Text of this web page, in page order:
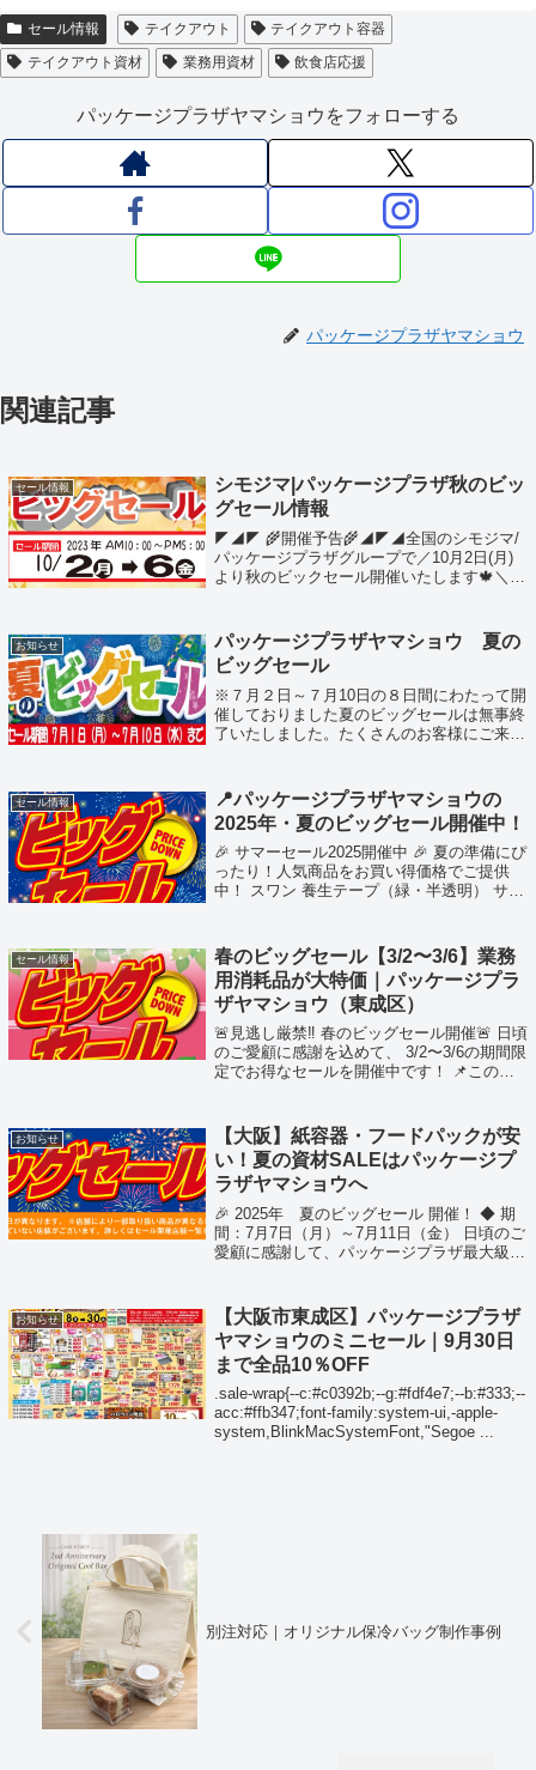
セール情報 テイクアウト
テイクアウト容器
テイクアウト資材
業務用資材 飲食店応援
パッケージプラザヤマショウをフォローする
パッケージプラザヤマショウ
関連記事
セール情報
シモジマ|パッケージプラザ秋のビッ
グセール情報
◤◢◤ 🌾開催予告🌾◢◤◢全国のシモジマ/
パッケージプラザグループで／10月2日(月)
より秋のビックセール開催いたします🍁＼ご
お知らせ
パッケージプラザヤマショウ 夏の
ビッグセール
※７月２日～７月10日の８日間にわたって開
催しておりました夏のビッグセールは無事終
了いたしました。たくさんのお客様にご来店
ざいました。次回のビッグセールは１０月...
セール情報
📍パッケージプラザヤマショウの
2025年・夏のビッグセール開催中！
🎉 サマーセール2025開催中 🎉 夏の準備にぴ
ったり！人気商品をお買い得価格でご提供
中！ スワン 養生テープ（緑・半透明） サイ
枚入り価格...
セール情報
春のビッグセール【3/2〜3/6】業務
用消耗品が大特価｜パッケージプラ
ザヤマショウ（東成区）
🚨見逃し厳禁‼️ 春のビッグセール開催🚨 日頃
のご愛顧に感謝を込めて、 3/2〜3/6の期間限
定でお得なセールを開催中です！ 📌このペ
🔥 目...
お知らせ
【大阪】紙容器・フードパックが安
い！夏の資材SALEはパッケージプ
ラザヤマショウへ
🎉 2025年 夏のビッグセール 開催！ ◆ 期
間：7月7日（月）～7月11日（金） 日頃のご
愛顧に感謝して、パッケージプラザ最大級の
スをお見逃しなく。 ▲...
お知らせ
【大阪市東成区】パッケージプラザ
ヤマショウのミニセール｜9月30日
まで全品10％OFF
.sale-wrap{--c:#c0392b;--g:#fdf4e7;--b:#333;--
acc:#ffb347;font-family:system-ui,-apple-
system,BlinkMacSystemFont,"Segoe ...
別注対応｜オリジナル保冷バッグ制作事例